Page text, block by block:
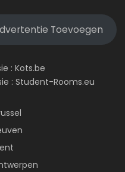
Toevoegen
: Kots.be
: Student-Rooms.eu